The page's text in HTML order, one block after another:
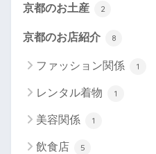
京都のお土産 2
京都のお店紹介 8
ファッション関係 1
レンタル着物 1
美容関係 1
飲食店 5